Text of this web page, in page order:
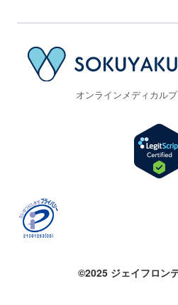
オンラインメディカル
©2025 ジェイフロン